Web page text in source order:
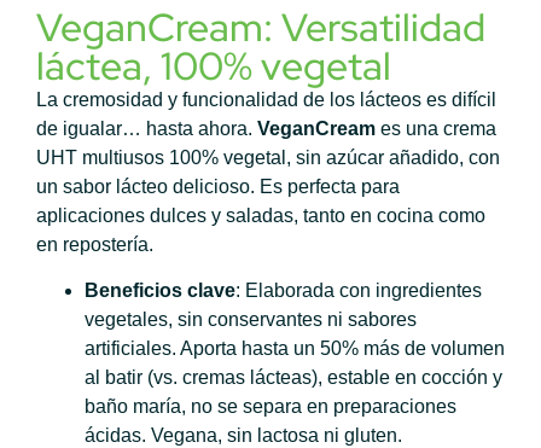
VeganCream: Versatilidad
láctea, 100% vegetal
La cremosidad y funcionalidad de los lácteos es difícil
de igualar… hasta ahora. VeganCream es una crema
UHT multiusos 100% vegetal, sin azúcar añadido, con
un sabor lácteo delicioso. Es perfecta para
aplicaciones dulces y saladas, tanto en cocina como
en repostería.
Beneficios clave: Elaborada con ingredientes
vegetales, sin conservantes ni sabores
artificiales. Aporta hasta un 50% más de volumen
al batir (vs. cremas lácteas), estable en cocción y
baño maría, no se separa en preparaciones
ácidas. Vegana, sin lactosa ni gluten.